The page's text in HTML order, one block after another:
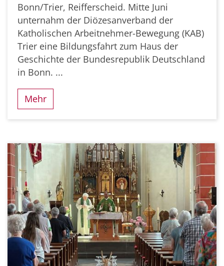
Bonn/Trier, Reifferscheid. Mitte Juni
unternahm der Diözesanverband der
Katholischen Arbeitnehmer-Bewegung (KAB)
Trier eine Bildungsfahrt zum Haus der
Geschichte der Bundesrepublik Deutschland
in Bonn. ...
Mehr